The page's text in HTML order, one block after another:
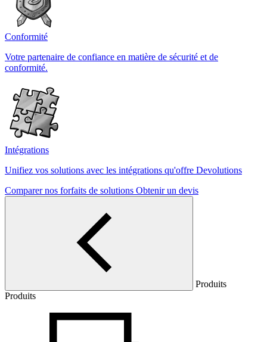
Conformité
Votre partenaire de confiance en matière de sécurité et de
conformité.
Intégrations
Unifiez vos solutions avec les intégrations qu'offre Devolutions
Comparer nos forfaits de solutions Obtenir un devis
Produits
Produits